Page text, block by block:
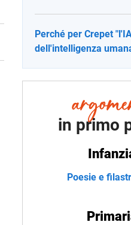
Perché per Crepet
dell'intelligenza
in primo
Poesie e